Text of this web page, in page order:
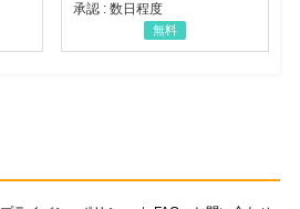
承認 : 数日程度
無料